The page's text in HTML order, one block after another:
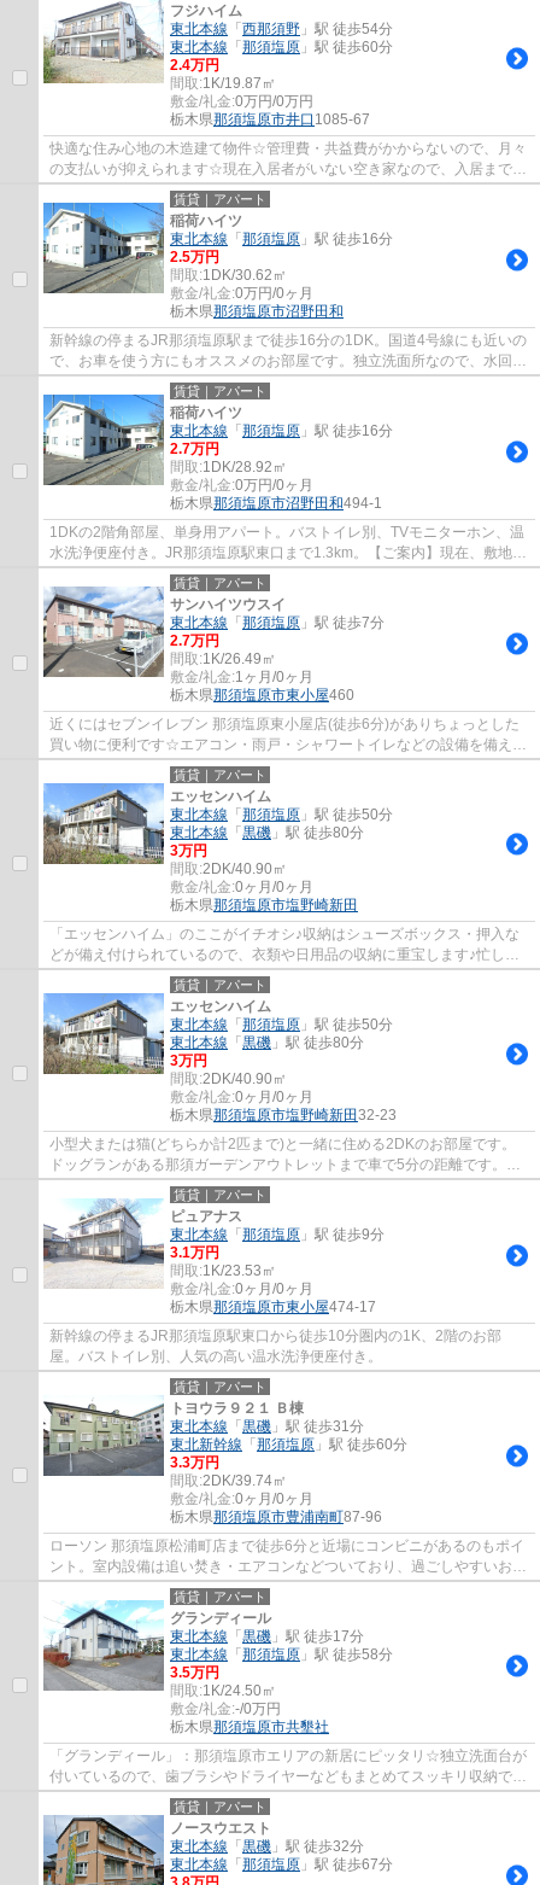
フジハイム
東北本線 「 西那須野 」駅 徒歩54分
東北本線 「 那須塩原 」駅 徒歩60分
2.4万円
間取:1K/19.87㎡
敷金/礼金:0万円/0万円
栃木県那須塩原市井口 1085-67
快適な住み心地の木造建て物件☆管理費・共益費がかからないので、月々
の支払いが抑えられます☆現在入居者がいない空き家なので、入居までが
スムーズな物件です☆嬉しい敷礼なしの物件で...
賃貸｜アパート
稲荷ハイツ
東北本線 「 那須塩原 」駅 徒歩16分
2.5万円
間取:1DK/30.62㎡
敷金/礼金:0万円/0ヶ月
栃木県那須塩原市沼野田和
新幹線の停まるJR那須塩原駅まで徒歩16分の1DK。国道4号線にも近いの
で、お車を使う方にもオススメのお部屋です。独立洗面所なので、水回り
もしっかりと分けられます。新生活はこのお...
賃貸｜アパート
稲荷ハイツ
東北本線 「 那須塩原 」駅 徒歩16分
2.7万円
間取:1DK/28.92㎡
敷金/礼金:0万円/0ヶ月
栃木県那須塩原市沼野田和494-1
1DKの2階角部屋、単身用アパート。バストイレ別、TVモニターホン、温
水洗浄便座付き。JR那須塩原駅東口まで1.3km。【ご案内】現在、敷地内
駐車場に空きがございません。
賃貸｜アパート
サンハイツウスイ
東北本線 「 那須塩原 」駅 徒歩7分
2.7万円
間取:1K/26.49㎡
敷金/礼金:1ヶ月/0ヶ月
栃木県那須塩原市東小屋460
近くにはセブンイレブン 那須塩原東小屋店(徒歩6分)がありちょっとした
買い物に便利です☆エアコン・雨戸・シャワートイレなどの設備を備え付
けています☆礼金不要のアパートです☆住みや...
賃貸｜アパート
エッセンハイム
東北本線 「 那須塩原 」駅 徒歩50分
東北本線 「 黒磯 」駅 徒歩80分
3万円
間取:2DK/40.90㎡
敷金/礼金:0ヶ月/0ヶ月
栃木県那須塩原市塩野崎新田
「エッセンハイム」のここがイチオシ♪収納はシューズボックス・押入な
どが備え付けられているので、衣類や日用品の収納に重宝します♪忙しい
朝でも鏡を見ながらサッと身支度を整えるこ...
賃貸｜アパート
エッセンハイム
東北本線 「 那須塩原 」駅 徒歩50分
東北本線 「 黒磯 」駅 徒歩80分
3万円
間取:2DK/40.90㎡
敷金/礼金:0ヶ月/0ヶ月
栃木県那須塩原市塩野崎新田32-23
小型犬または猫(どちらか計2匹まで)と一緒に住める2DKのお部屋です。
ドッグランがある那須ガーデンアウトレットまで車で5分の距離です。和
室・洋室が1部屋ずつあるので、生活スタイル...
賃貸｜アパート
ピュアナス
東北本線 「 那須塩原 」駅 徒歩9分
3.1万円
間取:1K/23.53㎡
敷金/礼金:0ヶ月/0ヶ月
栃木県那須塩原市東小屋474-17
新幹線の停まるJR那須塩原駅東口から徒歩10分圏内の1K、2階のお部
屋。バストイレ別、人気の高い温水洗浄便座付き。
賃貸｜アパート
トヨウラ９２１ Ｂ棟
東北本線 「 黒磯 」駅 徒歩31分
東北新幹線 「 那須塩原 」駅 徒歩60分
3.3万円
間取:2DK/39.74㎡
敷金/礼金:0ヶ月/0ヶ月
栃木県那須塩原市豊浦南町87-96
ローソン 那須塩原松浦町店まで徒歩6分と近場にコンビニがあるのもポイ
ント。室内設備は追い焚き・エアコンなどついており、過ごしやすいお部
屋になっております。那須塩原市にお引っ...
賃貸｜アパート
グランディール
東北本線 「 黒磯 」駅 徒歩17分
東北本線 「 那須塩原 」駅 徒歩58分
3.5万円
間取:1K/24.50㎡
敷金/礼金:-/0万円
栃木県那須塩原市共墾社
「グランディール」：那須塩原市エリアの新居にピッタリ☆独立洗面台が
付いているので、歯ブラシやドライヤーなどもまとめてスッキリ収納でき
ます☆一口コンロが付いている物件です☆新し...
賃貸｜アパート
ノースウエスト
東北本線 「 黒磯 」駅 徒歩32分
東北本線 「 那須塩原 」駅 徒歩67分